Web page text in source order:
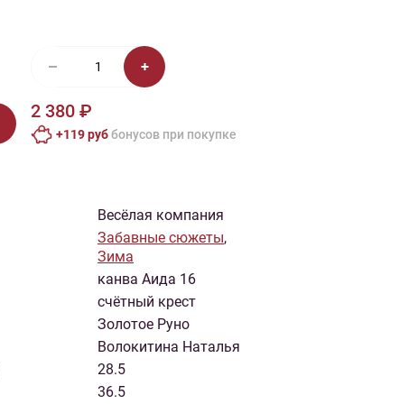
Платье Плед
2 380 ₽
+119 руббонусов при покупке
Весёлая компания
Забавные сюжеты,
Зима
канва Аида 16
счётный крест
Золотое Руно
Волокитина Наталья
28.5
36.5